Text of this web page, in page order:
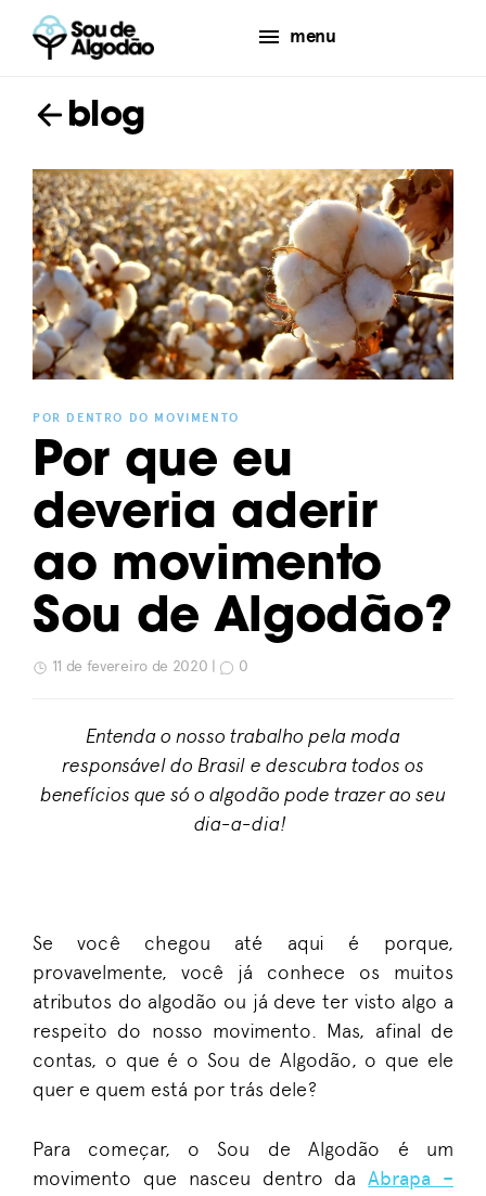
menu
blog
POR DENTRO DO MOVIMENTO
Por que eu
deveria aderir
ao movimento
Sou de Algodão?
11 de fevereiro de 2020 | 0
Entenda o nosso trabalho pelamoda
responsável do Brasil e descubra todos os
benefícios que só o algodão pode trazerao seu
dia-a-dia!
Se você chegou até aqui é porque,
provavelmente,você já conhece os muitos
atributos do algodão ou já deve ter visto algo a
respeito do nosso movimento
Mas, afinal de
contas, o que é o Sou de Algodão, o que ele
quer e quem está por trás dele?
Para começar, o Sou de Algodão é um
movimento que nasceu dentro daAbrapa –